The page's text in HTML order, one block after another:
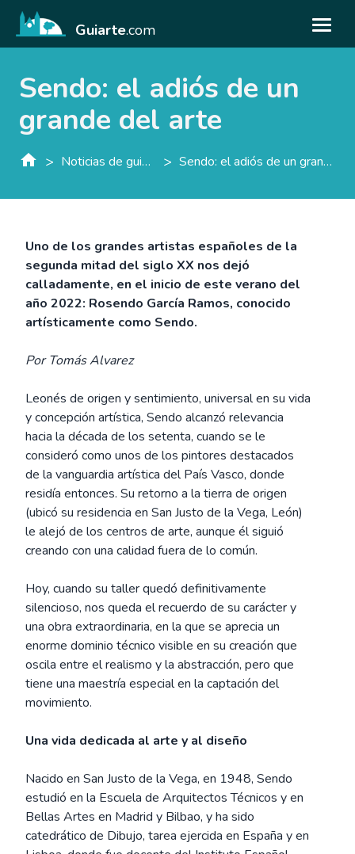
Guiarte.com
Sendo: el adiós de un
grande del arte
> Noticias de guiarte.con > Sendo: el adiós de un grande del arte
Uno de los grandes artistas españoles de la
segunda mitad del siglo XX nos dejó
calladamente, en el inicio de este verano del
año 2022: Rosendo García Ramos, conocido
artísticamente como Sendo.
Por Tomás Alvarez
Leonés de origen y sentimiento, universal en su vida
y concepción artística, Sendo alcanzó relevancia
hacia la década de los setenta, cuando se le
consideró como unos de los pintores destacados
de la vanguardia artística del País Vasco, donde
residía entonces. Su retorno a la tierra de origen
(ubicó su residencia en San Justo de la Vega, León)
le alejó de los centros de arte, aunque él siguió
creando con una calidad fuera de lo común.
Hoy, cuando su taller quedó definitivamente
silencioso, nos queda el recuerdo de su carácter y
una obra extraordinaria, en la que se aprecia un
enorme dominio técnico visible en su creación que
oscila entre el realismo y la abstracción, pero que
tiene una maestría especial en la captación del
movimiento.
Una vida dedicada al arte y al diseño
Nacido en San Justo de la Vega, en 1948, Sendo
estudió en la Escuela de Arquitectos Técnicos y en
Bellas Artes en Madrid y Bilbao, y ha sido
catedrático de Dibujo, tarea ejercida en España y en